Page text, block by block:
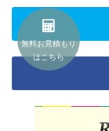
無料お見積もり
はこちら